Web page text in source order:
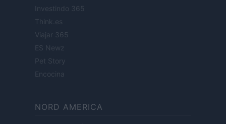
Investindo 365
Think.es
Viajar 365
ES Newz
Pet Story
Encocina
NORD AMERICA